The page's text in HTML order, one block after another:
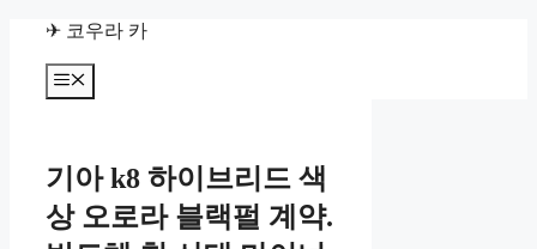
✈ 코우라 카
메
뉴
기아 k8 하이브리드 색
상 오로라 블랙펄 계약.